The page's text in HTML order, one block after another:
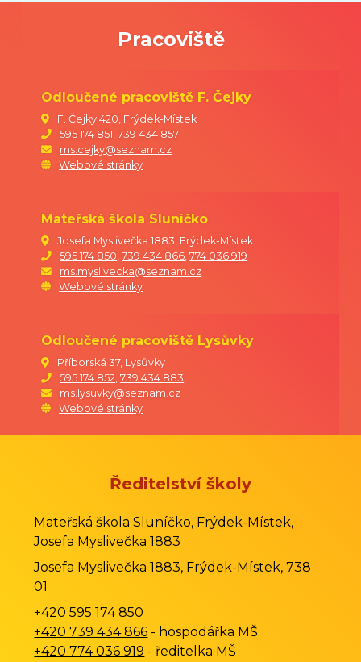
ředitelka MŠ
Pracoviště
Odloučené pracoviště F. Čejky
F. Čejky 420, Frýdek-Místek
595 174 851 ,739 434 857
ms.cejky@seznam.cz
Webové stránky
Mateřská škola Sluníčko
Josefa Myslivečka 1883, Frýdek-Místek
595 174 850 ,739 434 866 ,774 036 919
ms.myslivecka@seznam.cz
Webové stránky
Odloučené pracoviště Lysůvky
Příborská 37, Lysůvky
595 174 852 ,739 434 883
ms.lysuvky@seznam.cz
Webové stránky
Ředitelství školy
Mateřská škola Sluníčko, Frýdek-Místek,
Josefa Myslivečka 1883
Josefa Myslivečka 1883, Frýdek-Místek, 738
01
+420 595 174 850
+420 739 434 866 - hospodářka MŠ
+420 774 036 919 - ředitelka MŠ